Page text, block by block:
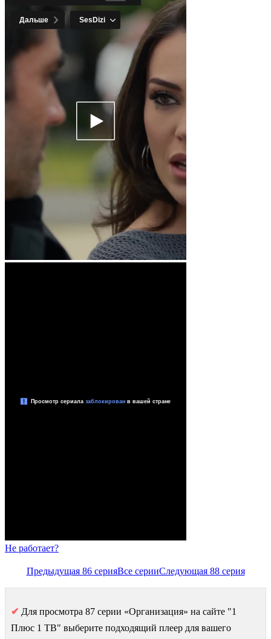
Не работает?
Предыдущая 86 серияВсе серииСледующая 88 серия
✔ Для просмотра 87 серии «Организация» на сайте "1
Плюс 1 ТВ" выберите подходящий плеер для вашего